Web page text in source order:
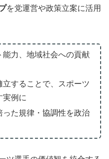
を党運営や政策立案に活用
力、地域社会への貢献
立することで、スポーツ
実例に
った規律・協調性を政治